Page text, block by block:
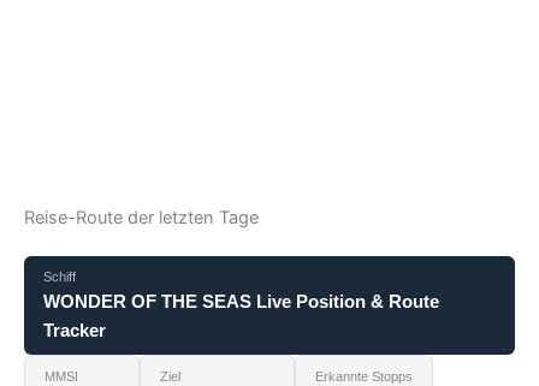
Reise-Route der letzten Tage
Schiff
WONDER OF THE SEAS Live Position & Route
Tracker
MMSI Ziel Erkannte Stopps